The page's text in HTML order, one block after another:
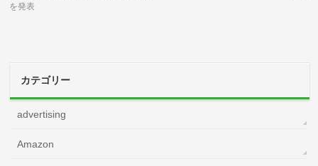
を発表
カテゴリー
advertising
Amazon